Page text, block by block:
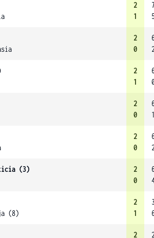
2
1
2
0
2
1
2
0
1
2
0
(3)
2
0
(8)
2
1
2